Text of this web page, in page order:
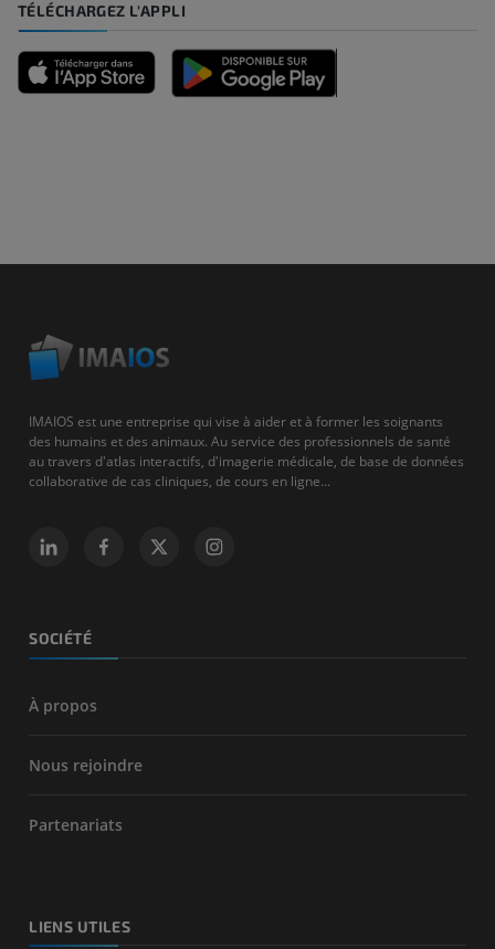
TÉLÉCHARGEZ L'APPLI
IMAIOS est une entreprise qui vise à aider et à former les soignants
des humains et des animaux. Au service des professionnels de santé
au travers d'atlas interactifs, d'imagerie médicale, de base de données
collaborative de cas cliniques, de cours en ligne...
SOCIÉTÉ
À propos
Nous rejoindre
Partenariats
LIENS UTILES